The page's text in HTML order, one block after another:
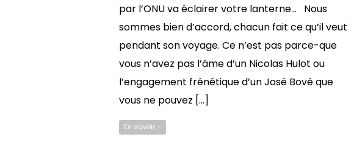
par l’ONU va éclairer votre lanterne… Nous
sommes bien d’accord, chacun fait ce qu’il veut
pendant son voyage. Ce n’est pas parce-que
vous n’avez pas l’âme d’un Nicolas Hulot ou
l’engagement frénétique d’un José Bové que
vous ne pouvez […]
En savoir +